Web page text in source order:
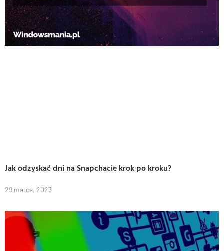
Jak odzyskać dni na Snapchacie krok po kroku?
29 marca, 2023